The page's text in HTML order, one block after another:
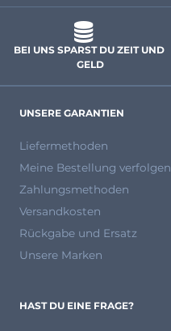
BEI UNS SPARST DU ZEIT UND
GELD
UNSERE GARANTIEN
Liefermethoden
Meine Bestellung verfolgen
Zahlungsmethoden
Versandkosten
Rückgabe und Ersatz
Unsere Marken
HAST DU EINE FRAGE?